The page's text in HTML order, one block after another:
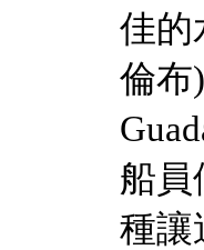
佳的
倫布
船員
種讓